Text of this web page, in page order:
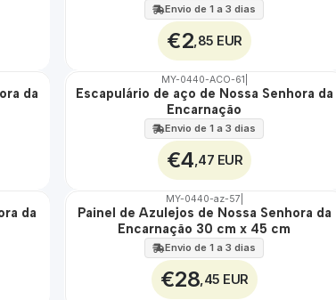
Envio de 1 a 3 dias
€2 ,85 EUR
da
🇵🇹
MY-0440-ACO-61
Escapulário de aço de Nossa Senhora da
Encarnação
Envio de 1 a 3 dias
€4 ,47 EUR
da
🇵🇹
MY-0440-az-57
Painel de Azulejos de Nossa Senhora da
Encarnação 30 cm x 45 cm
Envio de 1 a 3 dias
€28 ,45 EUR